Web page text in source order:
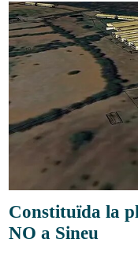
Constituïda la
NO a Sineu